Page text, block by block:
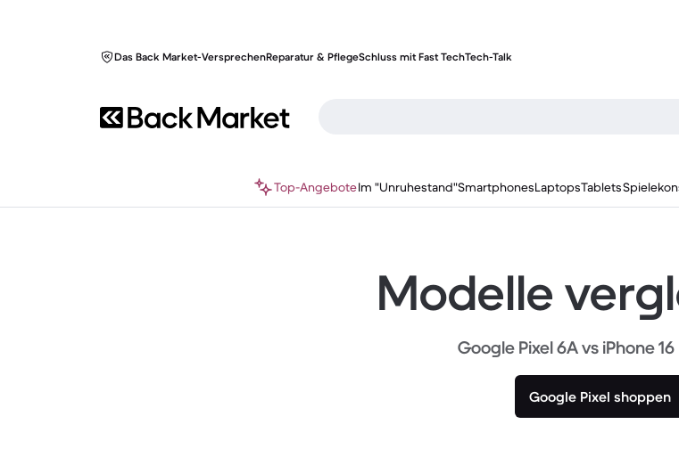
Das Back Market-VersprechenReparatur & PflegeSchluss mit Fast TechTech-Talk
Top-AngeboteIm "Unruhestand"SmartphonesLaptopsTablets
Modelle
Google Pixel 6A vs iPhone
Google Pixel shoppen